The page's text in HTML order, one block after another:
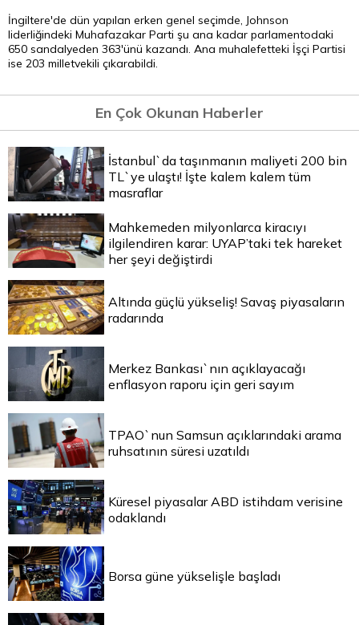
İngiltere'de dün yapılan erken genel seçimde, Johnson
liderliğindeki Muhafazakar Parti şu ana kadar parlamentodaki
650 sandalyeden 363'ünü kazandı. Ana muhalefetteki İşçi Partisi
ise 203 milletvekili çıkarabildi.
En Çok Okunan Haberler
İstanbul`da taşınmanın maliyeti 200 bin
TL`ye ulaştı! İşte kalem kalem tüm
masraflar
Mahkemeden milyonlarca kiracıyı
ilgilendiren karar: UYAP’taki tek hareket
her şeyi değiştirdi
Altında güçlü yükseliş! Savaş piyasaların
radarında
Merkez Bankası`nın açıklayacağı
enflasyon raporu için geri sayım
TPAO`nun Samsun açıklarındaki arama
ruhsatının süresi uzatıldı
Küresel piyasalar ABD istihdam verisine
odaklandı
Borsa güne yükselişle başladı